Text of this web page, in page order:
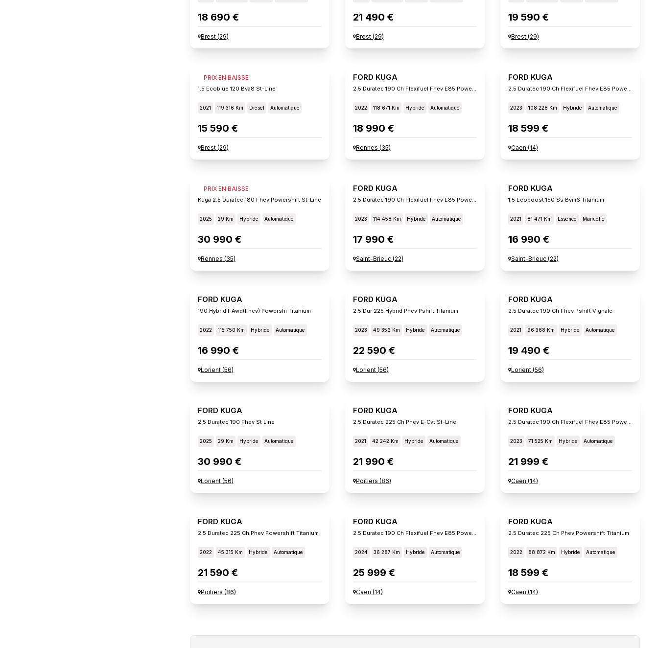
18 690 €
Brest(29)
21 490 €
Brest(29)
19 590 €
Brest(29)
PRIX EN BAISSE
FORD KUGA
1.5 Ecoblue 120 Bva8 St-Line
2021 119 316 Km Diesel Automatique
15 590 €
Brest(29)
FORD KUGA
2022 118 671 Km Hybride Automatique
18 990 €
Rennes (35)
FORD KUGA
2023 108 228 Km Hybride Automatique
18 599 €
Caen (14)
PRIX EN BAISSE
FORD KUGA
Kuga 2.5 Duratec 180 Fhev Powershift St-Line
2025 29 Km Hybride Automatique
30 990 €
Rennes (35)
FORD KUGA
2023 114 458 Km Hybride Automatique
17 990 €
Saint-Brieuc(22)
FORD KUGA
1.5 Ecoboost 150 Ss Bvm6 Titanium
2021 81 471 Km Essence Manuelle
16 990 €
Saint-Brieuc(22)
FORD KUGA
190 Hybrid I-Awd(fhev) Powershi Titanium
2022 115 750 Km Hybride Automatique
16 990 €
Lorient(56)
FORD KUGA
2.5 Dur 225 Hybrid Phev Pshift Titanium
2023 49 356 Km Hybride Automatique
22 590 €
Lorient(56)
FORD KUGA
2.5 Duratec 190 Ch Fhev Pshift Vignale
2021 96 368 Km Hybride Automatique
19 490 €
Lorient(56)
FORD KUGA
2.5 Duratec 190 Fhev St Line
2025 29 Km Hybride Automatique
30 990 €
Lorient(56)
FORD KUGA
2.5 Duratec 225 Ch Phev E-Cvt St-Line
2021 42 242 Km Hybride Automatique
21 990 €
Poitiers (86)
FORD KUGA
2023 71 525 Km Hybride Automatique
21 999 €
Caen (14)
FORD KUGA
2.5 Duratec 225 Ch Phev Powershift Titanium
2022 45 315 Km Hybride Automatique
21 590 €
Poitiers (86)
FORD KUGA
2024 36 287 Km Hybride Automatique
25 999 €
Caen (14)
FORD KUGA
2.5 Duratec 225 Ch Phev Powershift Titanium
2022 88 872 Km Hybride Automatique
18 599 €
Caen (14)